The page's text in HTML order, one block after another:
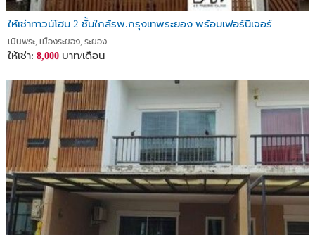
ให้เช่าทาวน์โฮม 2 ชั้นใกล้รพ.กรุงเทพระยอง พร้อมเฟอร์นิเจอร์
เนินพระ, เมืองระยอง, ระยอง
ให้เช่า: 8,000 บาท/เดือน